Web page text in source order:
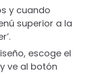
y cuando
superior a la
escoge el
ve al botón